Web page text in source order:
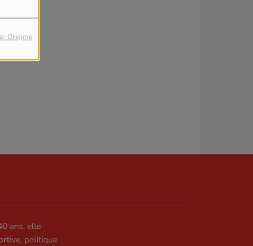
Orejime
ans, elle
politique